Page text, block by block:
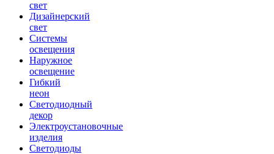
свет
Дизайнерский
свет
Системы
освещения
Наружное
освещение
Гибкий
неон
Светодиодный
декор
Электроустановочные
изделия
Светодиоды